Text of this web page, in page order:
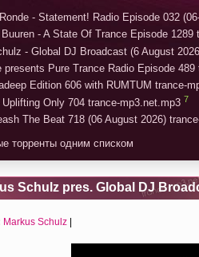
- Statement! Radio Episode 032
- A State Of Trance Episode 1289
- Global DJ Broadcast (6 August
presents Pure Trance Radio Episode 489
Edition 606 with RUMTUM trance-
Only 704 trance-mp3.net.mp3 7
The Beat 718 (06 August 2026)
торренты одним списком
Schulz pres. Global DJ
Markus Schulz |